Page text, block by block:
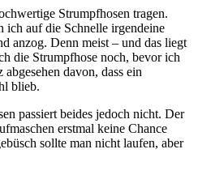
Strumpfhosen tragen.
ich auf die Schnelle irgendeine
anzog. Denn meist – und das liegt
die Strumpfhose noch, bevor ich
davon, dass ein
blieb.
passiert beides jedoch nicht. Der
erstmal keine Chance
sollte man nicht laufen, aber